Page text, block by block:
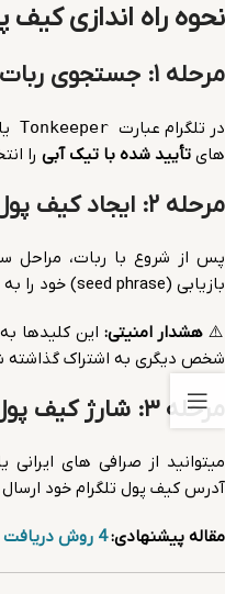
نحوه راه اندازی کیف
مرحله ۱: جستجوی ربات رسمی تون کوین
در تلگرام عبارت Tonkeeper یا
های تأیید شده با تیک آبی را
مرحله ۲: ایجاد کیف پول و ذخیره امن کلیدها
پس از شروع با ربات، مراحل
بازیابی (seed phrase) خود را به صورت آفلاین نگه دارید.
⚠️ هشدار امنیتی: این کلیدها
شخص دیگری به اشتراک گذاشته
مرحله ۳: شارژ کیف پول
میتوانید از صرافی های
آدرس کیف پول تلگرام خود
مقاله پیشنهادی:4 روش دریافت بیت کوین از تلگرام (2025)